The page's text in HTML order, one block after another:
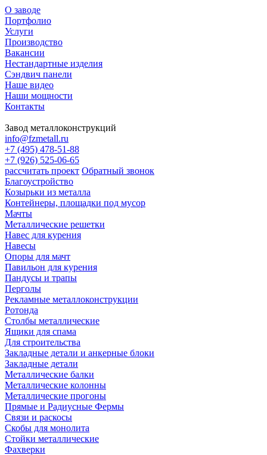
О заводе
Портфолио
Услуги
Производство
Вакансии
Нестандартные изделия
Сэндвич панели
Наше видео
Наши мощности
Контакты
Завод металлоконструкций
info@fzmetall.ru
+7 (495) 478-51-88
+7 (926) 525-06-65
рассчитать проект Обратный звонок
Благоустройство
Козырьки из металла
Контейнеры, площадки под мусор
Мачты
Металлические решетки
Навес для курения
Навесы
Опоры для мачт
Павильон для курения
Пандусы и трапы
Перголы
Рекламные металлоконструкции
Ротонда
Столбы металлические
Ящики для спама
Для строительства
Закладные детали и анкерные блоки
Закладные детали
Металлические балки
Металлические колонны
Металлические прогоны
Прямые и Радиусные Фермы
Связи и раскосы
Скобы для монолита
Стойки металлические
Фахверки